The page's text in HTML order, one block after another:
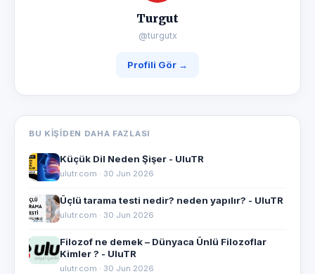
Turgut
@turgutx
Profili Gör →
BU KIŞIDEN DAHA FAZLASI
Küçük Dil Neden Şişer - UluTR
ulutr.com · 30 Jun 2026
Üçlü tarama testi nedir? neden yapılır? - UluTR
ulutr.com · 30 Jun 2026
Filozof ne demek – Dünyaca Ünlü Filozoflar
Kimler ? - UluTR
ulutr.com · 30 Jun 2026